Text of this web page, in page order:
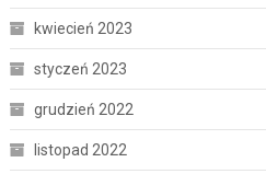
kwiecień 2023
styczeń 2023
grudzień 2022
listopad 2022